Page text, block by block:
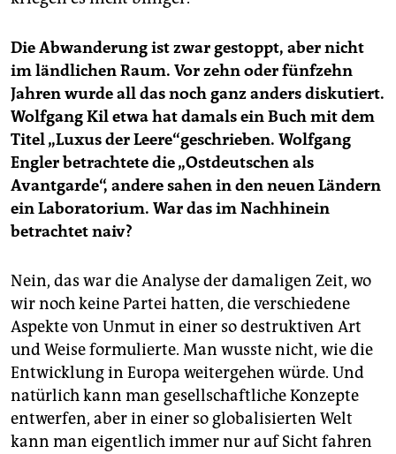
Die Abwanderung ist zwar gestoppt, aber nicht
im ländlichen Raum. Vor zehn oder fünfzehn
Jahren wurde all das noch ganz anders diskutiert.
Wolfgang Kil etwa hat damals ein Buch mit dem
Titel „Luxus der Leere“geschrieben. Wolfgang
Engler betrachtete die „Ostdeutschen als
Avantgarde“, andere sahen in den neuen Ländern
ein Laboratorium. War das im Nachhinein
betrachtet naiv?
Nein, das war die Analyse der damaligen Zeit, wo
wir noch keine Partei hatten, die verschiedene
Aspekte von Unmut in einer so destruktiven Art
und Weise formulierte. Man wusste nicht, wie die
Entwicklung in Europa weitergehen würde. Und
natürlich kann man gesellschaftliche Konzepte
entwerfen, aber in einer so globalisierten Welt
kann man eigentlich immer nur auf Sicht fahren